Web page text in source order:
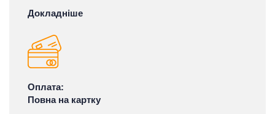
Докладніше
Оплата:
Повна на картку